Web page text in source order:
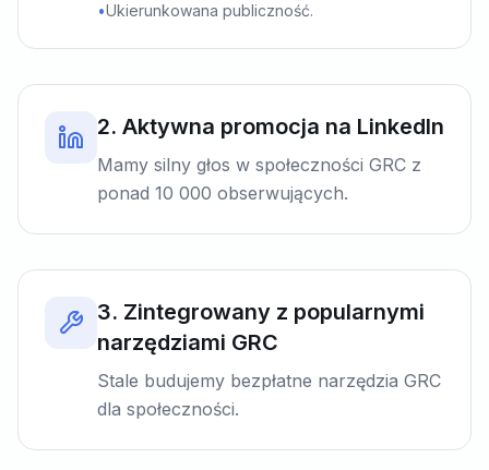
•Ukierunkowana publiczność.
2. Aktywna promocja na LinkedIn
Mamy silny głos w społeczności GRC z
ponad 10 000 obserwujących.
3. Zintegrowany z popularnymi
narzędziami GRC
Stale budujemy bezpłatne narzędzia GRC
dla społeczności.